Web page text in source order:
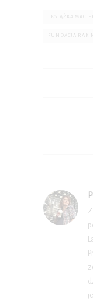
. KSIĄŻKA
FUNDACJA